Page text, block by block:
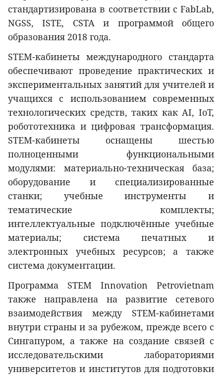
стандартизирована в соответствии с FabLab,
NGSS, ISTE, CSTA и программой общего
образования 2018 года.
STEM-кабинеты международного стандарта
обеспечивают проведение практических и
экспериментальных занятий для учителей и
учащихся с использованием современных
технологических средств, таких как AI, IoT,
робототехника и цифровая трансформация.
STEM-кабинеты оснащены шестью
полноценными функциональными
модулями: материально-техническая база;
оборудование и специализированные
станки; учебные инструменты и
тематические комплекты;
интеллектуальные подключённые учебные
материалы; система печатных и
электронных учебных ресурсов; а также
система документации.
Программа STEM Innovation Petrovietnam
также направлена на развитие сетевого
взаимодействия между STEM-кабинетами
внутри страны и за рубежом, прежде всего с
Сингапуром, а также на создание связей с
исследовательскими лабораториями
университетов и институтов для подготовки